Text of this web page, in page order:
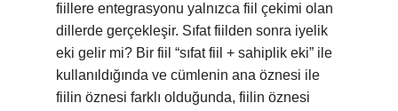
fiillere entegrasyonu yalnızca fiil çekimi olan
dillerde gerçekleşir. Sıfat fiilden sonra iyelik
eki gelir mi? Bir fiil “sıfat fiil + sahiplik eki” ile
kullanıldığında ve cümlenin ana öznesi ile
fiilin öznesi farklı olduğunda, fiilin öznesi